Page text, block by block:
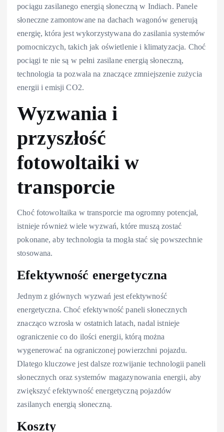
pociągu zasilanego energią słoneczną w Indiach. Panele
słoneczne zamontowane na dachach wagonów generują
energię, która jest wykorzystywana do zasilania systemów
pomocniczych, takich jak oświetlenie i klimatyzacja. Choć
pociągi te nie są w pełni zasilane energią słoneczną,
technologia ta pozwala na znaczące zmniejszenie zużycia
energii i emisji CO2.
Wyzwania i
przyszłość
fotowoltaiki w
transporcie
Choć fotowoltaika w transporcie ma ogromny potencjał,
istnieje również wiele wyzwań, które muszą zostać
pokonane, aby technologia ta mogła stać się powszechnie
stosowana.
Efektywność energetyczna
Jednym z głównych wyzwań jest efektywność
energetyczna. Choć efektywność paneli słonecznych
znacząco wzrosła w ostatnich latach, nadal istnieje
ograniczenie co do ilości energii, którą można
wygenerować na ograniczonej powierzchni pojazdu.
Dlatego kluczowe jest dalsze rozwijanie technologii paneli
słonecznych oraz systemów magazynowania energii, aby
zwiększyć efektywność energetyczną pojazdów
zasilanych energią słoneczną.
Koszty